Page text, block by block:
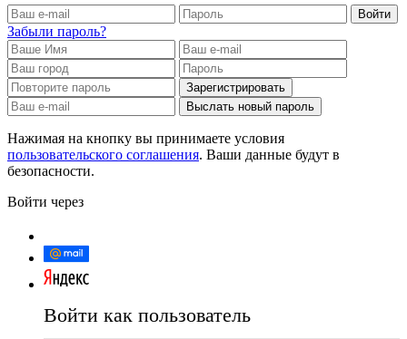
Войти
Забыли пароль?
Зарегистрировать
Выслать новый пароль
Нажимая на кнопку вы принимаете условия
пользовательского соглашения. Ваши данные будут в
безопасности.
Войти через
Войти как пользователь